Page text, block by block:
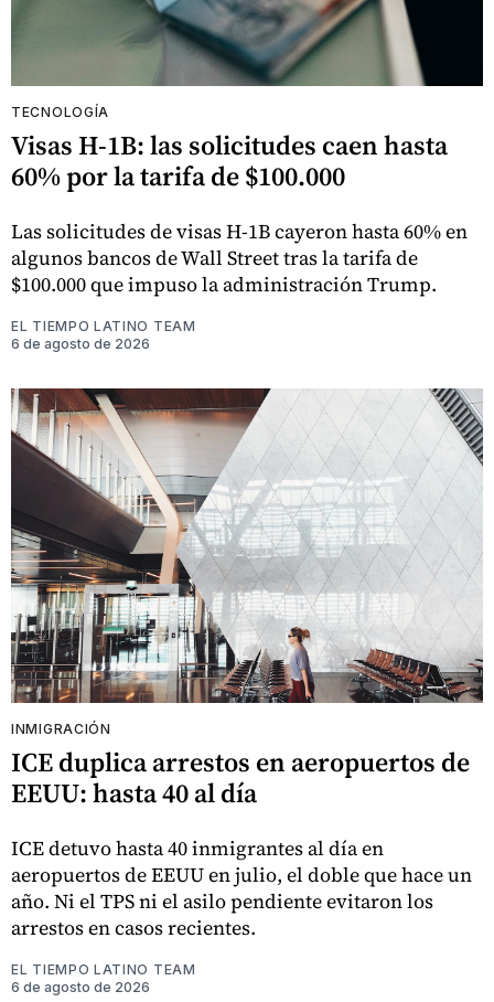
TECNOLOGÍA
Visas H-1B: las solicitudes caen hasta
60% por la tarifa de $100.000
Las solicitudes de visas H-1B cayeron hasta 60% en
algunos bancos de Wall Street tras la tarifa de
$100.000 que impuso la administración Trump.
EL TIEMPO LATINO TEAM
6 de agosto de 2026
INMIGRACIÓN
ICE duplica arrestos en aeropuertos de
EEUU: hasta 40 al día
ICE detuvo hasta 40 inmigrantes al día en
aeropuertos de EEUU en julio, el doble que hace un
año. Ni el TPS ni el asilo pendiente evitaron los
arrestos en casos recientes.
EL TIEMPO LATINO TEAM
6 de agosto de 2026